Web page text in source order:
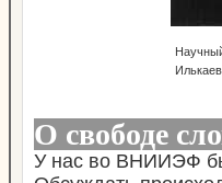
О свободе
У нас во ВНИИЭФ